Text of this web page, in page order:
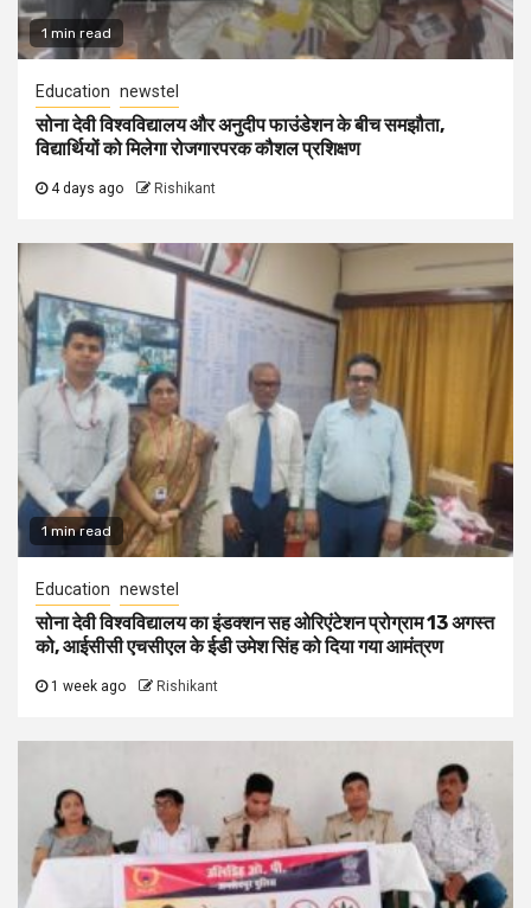
1 min read
Education newstel
सोना देवी विश्वविद्यालय और अनुदीप फाउंडेशन के बीच समझौता,
विद्यार्थियों को मिलेगा रोजगारपरक कौशल प्रशिक्षण
4 days ago Rishikant
1 min read
Education newstel
सोना देवी विश्वविद्यालय का इंडक्शन सह ओरिएंटेशन प्रोग्राम 13 अगस्त
को, आईसीसी एचसीएल के ईडी उमेश सिंह को दिया गया आमंत्रण
1 week ago Rishikant